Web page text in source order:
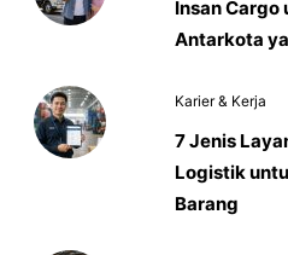
Insan Cargo
Antarkota
Karier & Kerja
7 Jenis
Logistik
Barang